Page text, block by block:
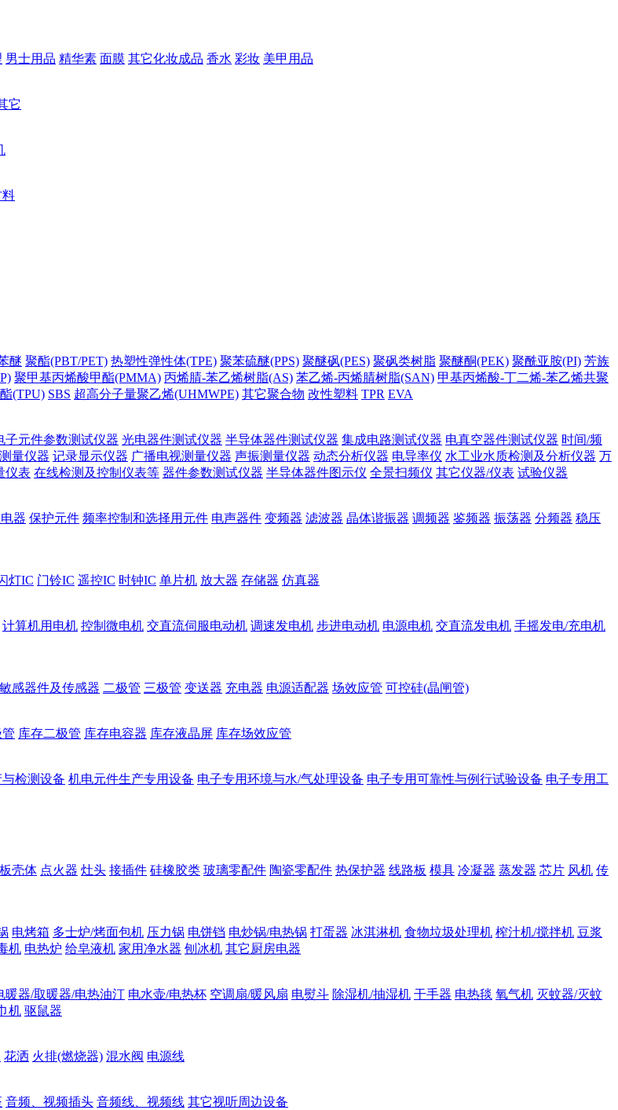
男士用品 精华素 面膜 其它化妆成品 香水 彩妆 美甲用品
它
料
醚 聚酯(PBT/PET) 热塑性弹性体(TPE) 聚苯硫醚(PPS) 聚醚砜(PES) 聚砜类树脂 聚醚酮(PEK) 聚酰亚胺(PI) 芳族
聚甲基丙烯酸甲酯(PMMA) 丙烯腈-苯乙烯树脂(AS) 苯乙烯-丙烯腈树脂(SAN) 甲基丙烯酸-丁二烯-苯乙烯共聚
(TPU) SBS 超高分子量聚乙烯(UHMWPE) 其它聚合物 改性塑料 TPR EVA
子元件参数测试仪器 光电器件测试仪器 半导体器件测试仪器 集成电路测试仪器 电真空器件测试仪器 时间/频
量仪器 记录显示仪器 广播电视测量仪器 声振测量仪器 动态分析仪器 电导率仪 水工业水质检测及分析仪器 万
仪表 在线检测及控制仪表等 器件参数测试仪器 半导体器件图示仪 全景扫频仪 其它仪器/仪表 试验仪器
器 保护元件 频率控制和选择用元件 电声器件 变频器 滤波器 晶体谐振器 调频器 鉴频器 振荡器 分频器 稳压
灯IC 门铃IC 遥控IC 时钟IC 单片机 放大器 存储器 仿真器
计算机用电机 控制微电机 交直流伺服电动机 调速发电机 步进电动机 电源电机 交直流发电机 手摇发电/充电机
敏感器件及传感器 二极管 三极管 变送器 充电器 电源适配器 场效应管 可控硅(晶闸管)
库存二极管 库存电容器 库存液晶屏 库存场效应管
检测设备 机电元件生产专用设备 电子专用环境与水/气处理设备 电子专用可靠性与例行试验设备 电子专用工
壳体 点火器 灶头 接插件 硅橡胶类 玻璃零配件 陶瓷零配件 热保护器 线路板 模具 冷凝器 蒸发器 芯片 风机 传
电烤箱 多士炉/烤面包机 压力锅 电饼铛 电炒锅/电热锅 打蛋器 冰淇淋机 食物垃圾处理机 榨汁机/搅拌机 豆浆
机 电热炉 给皂液机 家用净水器 刨冰机 其它厨房电器
暖器/取暖器/电热油汀 电水壶/电热杯 空调扇/暖风扇 电熨斗 除湿机/抽湿机 干手器 电热毯 氧气机 灭蚊器/灭蚊
机 驱鼠器
花洒 火排(燃烧器) 混水阀 电源线
音频、视频插头 音频线、视频线 其它视听周边设备